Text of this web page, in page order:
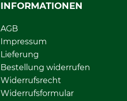
INFORMATIONEN
AGB
Impressum
Lieferung
Bestellung widerrufen
Widerrufsrecht
Widerrufsformular